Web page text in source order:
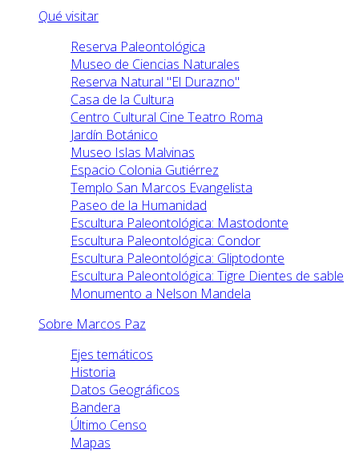
Qué visitar
Reserva Paleontológica
Museo de Ciencias Naturales
Reserva Natural "El Durazno"
Casa de la Cultura
Centro Cultural Cine Teatro Roma
Jardín Botánico
Museo Islas Malvinas
Espacio Colonia Gutiérrez
Templo San Marcos Evangelista
Paseo de la Humanidad
Escultura Paleontológica: Mastodonte
Escultura Paleontológica: Condor
Escultura Paleontológica: Gliptodonte
Escultura Paleontológica: Tigre Dientes de sable
Monumento a Nelson Mandela
Sobre Marcos Paz
Ejes temáticos
Historia
Datos Geográficos
Bandera
Último Censo
Mapas